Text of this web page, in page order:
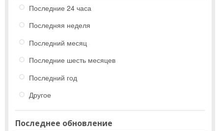
Последние 24 часа
Последняя неделя
Последний месяц
Последние шесть месяцев
Последний год
Другое
Последнее обновление